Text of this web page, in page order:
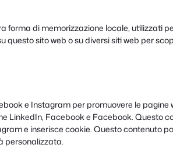
di memorizzazione locale, utilizzati
sito web o su diversi siti web per
e Instagram per promuovere le pagine
LinkedIn, Facebook e Facebook. Questo
e inserisce cookie. Questo contenuto
personalizzata.